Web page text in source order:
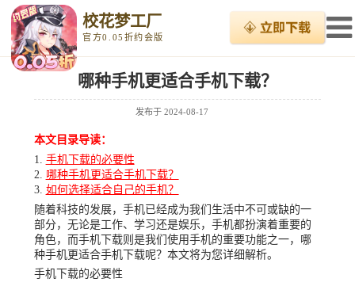
校花梦工厂
官方0.05折约会版
哪种手机更适合手机下载？
发布于2024-08-17
本文目录导读：
手机下载的必要性
哪种手机更适合手机下载？
如何选择适合自己的手机？
随着科技的发展，手机已经成为我们生活中不可或缺的一
部分，无论是工作、学习还是娱乐，手机都扮演着重要的
角色，而手机下载则是我们使用手机的重要功能之一，哪
种手机更适合手机下载呢？本文将为您详细解析。
手机下载的必要性